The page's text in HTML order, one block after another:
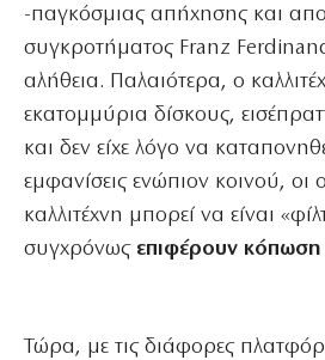
-παγκόσμιας απήχησης και
συγκροτήματος Franz
αλήθεια. Παλαιότερα, ο
εκατομμύρια δίσκους,
και δεν είχε λόγο να
εμφανίσεις ενώπιον κοινού, οι
καλλιτέχνη μπορεί να είναι
συγχρόνως επιφέρουν
Τώρα, με τις διάφορες